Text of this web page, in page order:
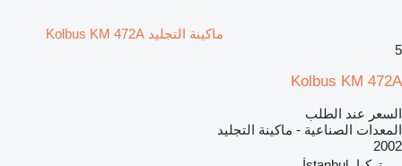
ماكينة التجليد Kolbus KM 472A
5
Kolbus KM 472A
السعر عند الطلب
المعدات الصناعية - ماكينة التجليد
2002